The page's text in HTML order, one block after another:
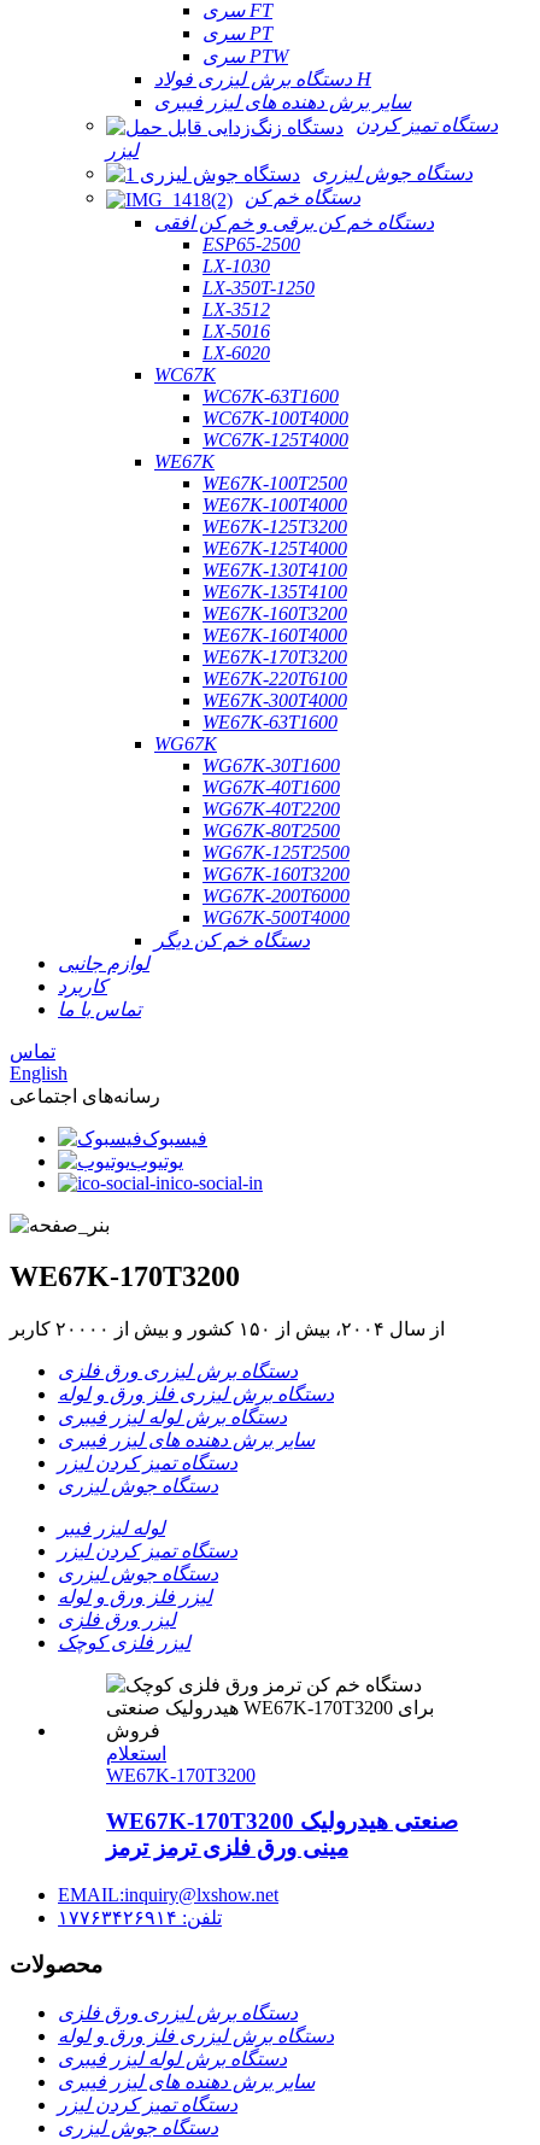
سری FT
سری PT
سری PTW
دستگاه برش لیزری فولاد H
سایر برش دهنده های لیزر فیبری
دستگاه تمیز کردن
لیزر
دستگاه جوش لیزری
دستگاه خم کن
دستگاه خم کن برقی و خم کن افقی
ESP65-2500
LX-1030
LX-350T-1250
LX-3512
LX-5016
LX-6020
WC67K
WC67K-63T1600
WC67K-100T4000
WC67K-125T4000
WE67K
WE67K-100T2500
WE67K-100T4000
WE67K-125T3200
WE67K-125T4000
WE67K-130T4100
WE67K-135T4100
WE67K-160T3200
WE67K-160T4000
WE67K-170T3200
WE67K-220T6100
WE67K-300T4000
WE67K-63T1600
WG67K
WG67K-30T1600
WG67K-40T1600
WG67K-40T2200
WG67K-80T2500
WG67K-125T2500
WG67K-160T3200
WG67K-200T6000
WG67K-500T4000
دستگاه خم کن دیگر
لوازم جانبی
کاربرد
تماس با ما
تماس
English
رسانه‌های اجتماعی
فیسبوک
یوتیوب
ico-social-in
WE67K-170T3200
از سال ۲۰۰۴، بیش از ۱۵۰ کشور و بیش از ۲۰۰۰۰ کاربر
دستگاه برش لیزری ورق فلزی
دستگاه برش لیزری فلز ورق و لوله
دستگاه برش لوله لیزر فیبری
سایر برش دهنده های لیزر فیبری
دستگاه تمیز کردن لیزر
دستگاه جوش لیزری
لوله لیزر فیبر
دستگاه تمیز کردن لیزر
دستگاه جوش لیزری
لیزر فلز ورق و لوله
لیزر ورق فلزی
لیزر فلزی کوچک
استعلام
WE67K-170T3200
WE67K-170T3200 صنعتی هیدرولیک
مینی ورق فلزی ترمز ترمز
EMAIL:inquiry@lxshow.net
تلفن: ۱۷۷۶۳۴۲۶۹۱۴
محصولات
دستگاه برش لیزری ورق فلزی
دستگاه برش لیزری فلز ورق و لوله
دستگاه برش لوله لیزر فیبری
سایر برش دهنده های لیزر فیبری
دستگاه تمیز کردن لیزر
دستگاه جوش لیزری